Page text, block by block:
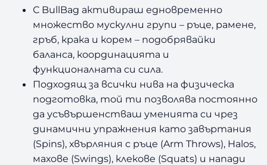
С BullBag активираш едновременно
множество мускулни групи – ръце, рамене,
гръб, крака и корем – подобрявайки
баланса, координацията и
функционалната си сила.
Подходящ за всички нива на физическа
подготовка, той ти позволява постоянно
да усъвършенстваш уменията си чрез
динамични упражнения като завъртания
(Spins), хвърляния с ръце (Arm Throws), Halos,
махове (Swings), клекове (Squats) и напади